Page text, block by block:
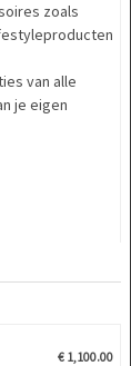
zoals
van alle
je eigen
te maken
€ 1,100.00